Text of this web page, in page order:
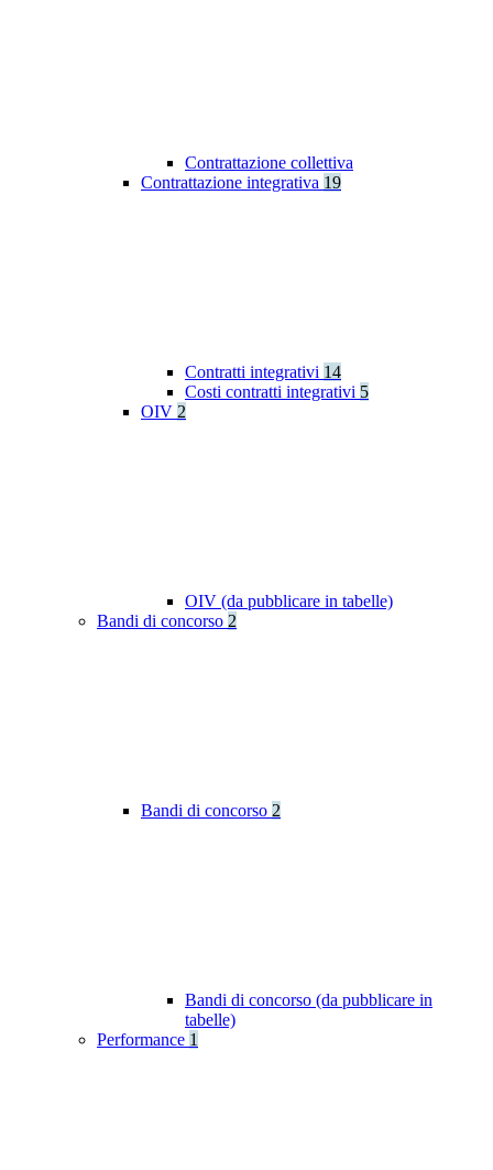
Contrattazione collettiva
Contrattazione integrativa 19
Contratti integrativi 14
Costi contratti integrativi 5
OIV 2
OIV (da pubblicare in tabelle)
Bandi di concorso 2
Bandi di concorso 2
Bandi di concorso (da pubblicare in
tabelle)
Performance 1